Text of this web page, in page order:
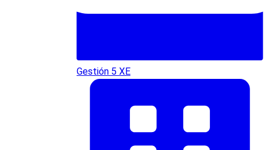
Gestión 5 XE